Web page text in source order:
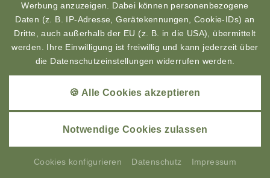
Werbung anzuzeigen. Dabei können personenbezogene
Daten (z. B. IP-Adresse, Gerätekennungen, Cookie-IDs) an
Dritte, auch außerhalb der EU (z. B. in die USA), übermittelt
werden. Ihre Einwilligung ist freiwillig und kann jederzeit über
die Datenschutzeinstellungen widerrufen werden.
🍪 Alle Cookies akzeptieren
Notwendige Cookies zulassen
Cookies konfigurieren Datenschutz Impressum
Ausstattung anzeigen
ANFRAGEN BUCHEN
Ohne Verpflegung
07.01. -
21.12.2026
pro Nacht